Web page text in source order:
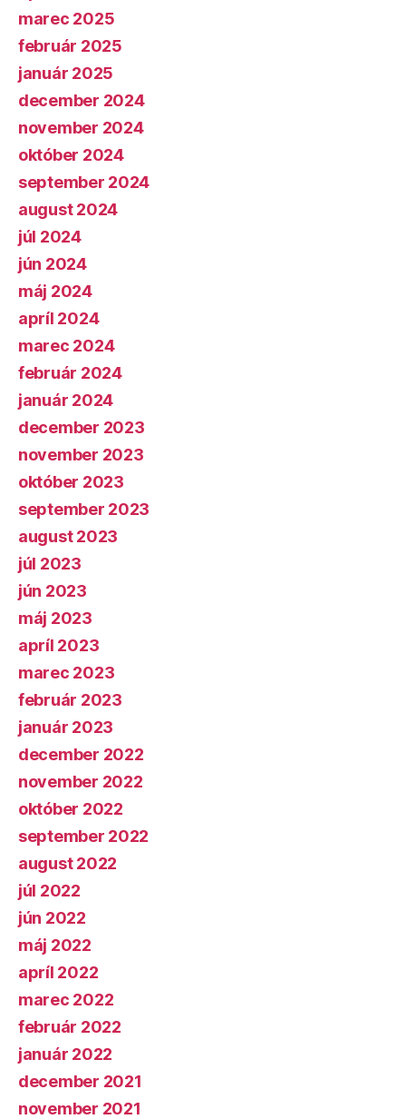
marec 2025
február 2025
január 2025
december 2024
november 2024
október 2024
september 2024
august 2024
júl 2024
jún 2024
máj 2024
apríl 2024
marec 2024
február 2024
január 2024
december 2023
november 2023
október 2023
september 2023
august 2023
júl 2023
jún 2023
máj 2023
apríl 2023
marec 2023
február 2023
január 2023
december 2022
november 2022
október 2022
september 2022
august 2022
júl 2022
jún 2022
máj 2022
apríl 2022
marec 2022
február 2022
január 2022
december 2021
november 2021